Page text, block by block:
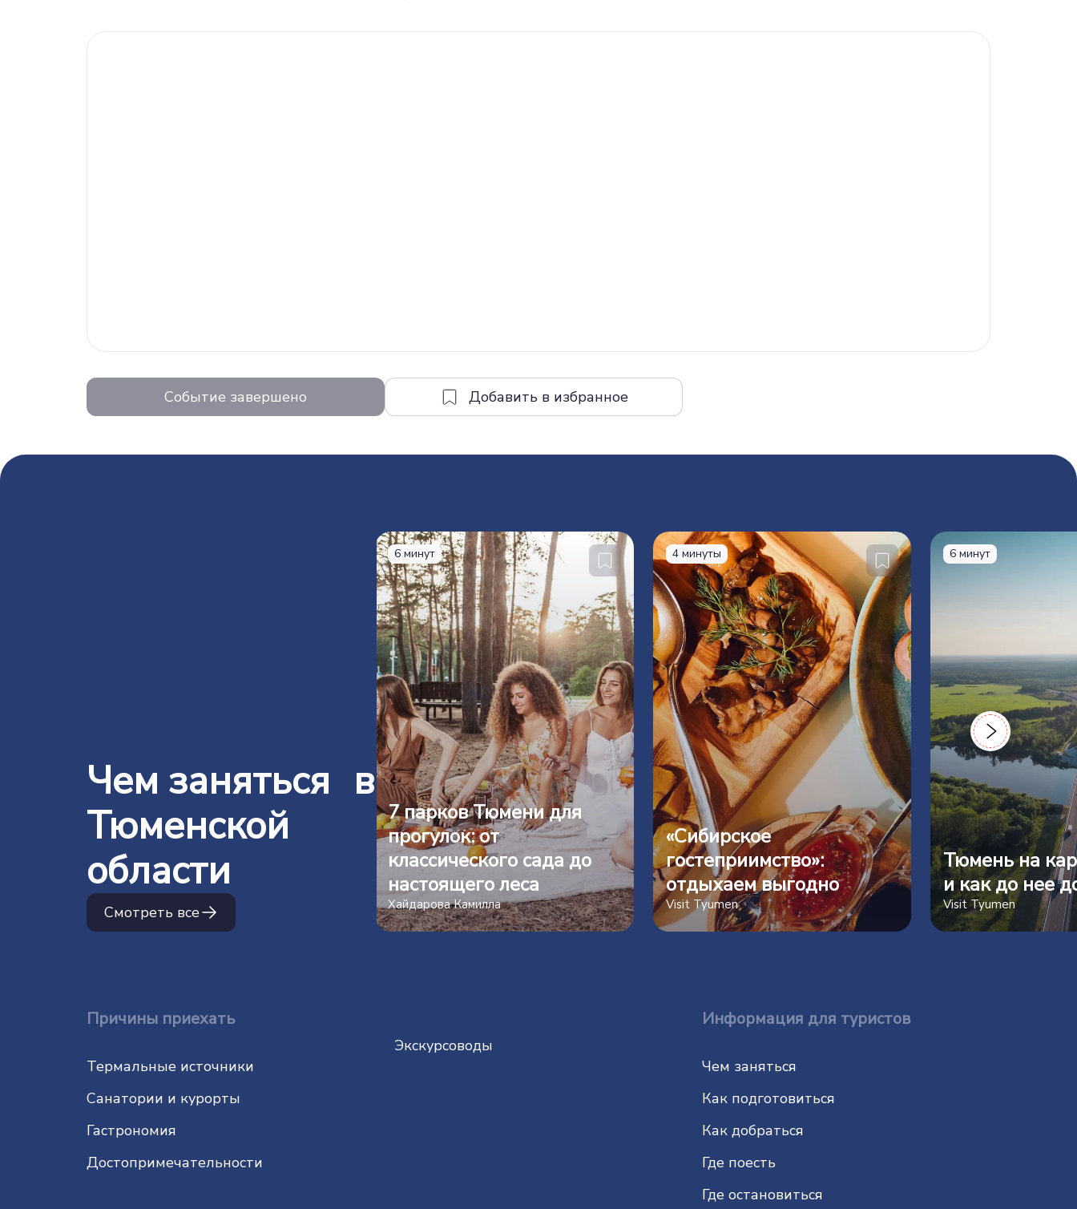
Событие завершено
Чем заняться в
Тюменской
области
Смотреть все
6 минут
7 парков Тюмени для
прогулок: от
классического сада до
настоящего леса
Хайдарова Камилла
4 минуты
«Сибирское
гостеприимство»:
отдыхаем выгодно
Visit Tyumen
6 минут
Тюмень на
и как до нее
Visit Tyumen
Причины приехать
Термальные источники
Санатории и курорты
Гастрономия
До­сто­при­ме­ча­тель­нос­ти
Экскурсоводы
Информация для туристов
Чем заняться
Как подготовиться
Как добраться
Где поесть
Где остановиться